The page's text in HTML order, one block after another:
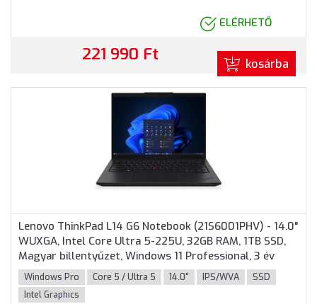
ELÉRHETŐ
221 990 Ft kosárba
Lenovo ThinkPad L14 G6 Notebook (21S6001PHV) - 14.0"
WUXGA, Intel Core Ultra 5-225U, 32GB RAM, 1TB SSD,
Magyar billentyűzet, Windows 11 Professional, 3 év
garancia, Fekete színben
Windows Pro Core 5 / Ultra 5 14.0" IPS/WVA
SSD
Intel Graphics